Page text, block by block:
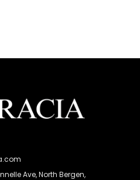
Ave, North Bergen,